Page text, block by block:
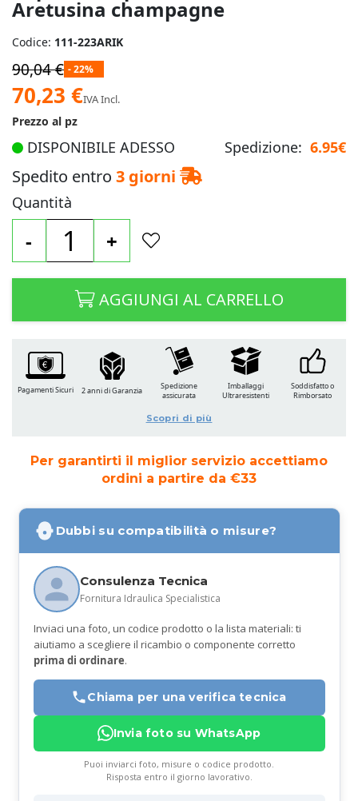
Aretusina champagne
Codice: 111-223ARIK
90,04 € - 22%
Prezzo
speciale
70,23 €IVA Incl.
Prezzo al pz
DISPONIBILE ADESSO Spedizione: 6.95€
Spedito entro 3 giorni
Quantità
- +
AGGIUNGI AL CARRELLO
Per garantirti il miglior servizio accettiamo
ordini a partire da €33
Dubbi su compatibilità o misure?
Consulenza Tecnica
Fornitura Idraulica Specialistica
Inviaci una foto, un codice prodotto o la lista materiali: ti
aiutiamo a scegliere il ricambio o componente corretto
prima di ordinare.
Chiama per una verifica tecnica
Invia foto su WhatsApp
Puoi inviarci foto, misure o codice prodotto.
Risposta entro il giorno lavorativo.
Pagamenti Sicuri 2 anni di Garanzia
Spedizione
assicurata
Imballaggi
Ultraresistenti
Soddisfatto o
Rimborsato
Scopri di più